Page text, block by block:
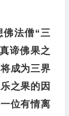
佛法僧“三
谛佛果之
成为三界
之果的因
位有情离